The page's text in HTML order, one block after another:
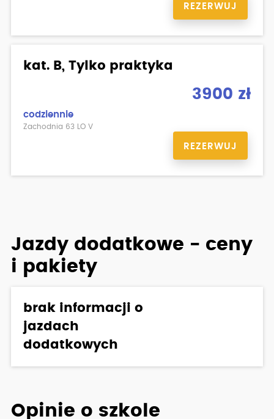
REZERWUJ
kat. B, Tylko praktyka
3900 zł
codziennie
Zachodnia 63 LO V
REZERWUJ
Jazdy dodatkowe - ceny
i pakiety
brak informacji o
jazdach
dodatkowych
Opinie o szkole